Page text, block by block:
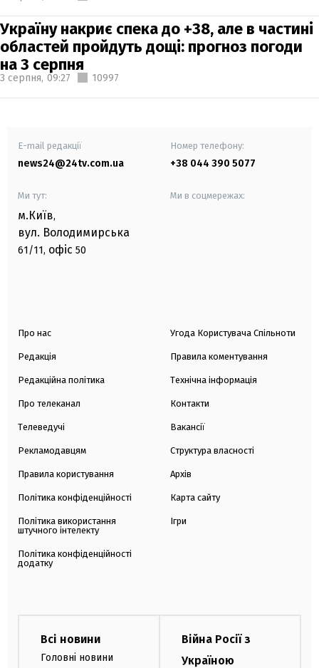
Україну накриє спека до +38, але в частині
областей пройдуть дощі: прогноз погоди
на 3 серпня
3 серпня, 09:27 10997
E-mail редакції
news24@24tv.com.ua
Номер телефону:
+38 044 390 5077
Ми тут:
м.Київ,
вул. Володимирська
61/11, офіс 50
Ми в соцмережах:
Про нас
Редакція
Редакційна політика
Про телеканал
Телеведучі
Рекламодавцям
Правила користування
Політика конфіденційності
Політика використання
штучного інтелекту
Політика конфіденційності
додатку
Угода Користувача Спільноти
Правила коментування
Технічна інформація
Контакти
Вакансії
Структура власності
Архів
Карта сайту
Ігри
Всі новини
Головні новини
Війна Росії з
Україною